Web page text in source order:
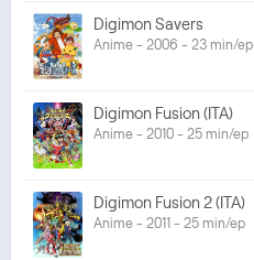
Digimon Savers
Anime - 2006 - 23 min/ep
Digimon Fusion (ITA)
Anime - 2010 - 25 min/ep
Digimon Fusion 2 (ITA)
Anime - 2011 - 25 min/ep